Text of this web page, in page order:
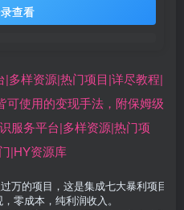
查看
万的项目，这是集成七大暴利项目
零成本，纯利润收入。